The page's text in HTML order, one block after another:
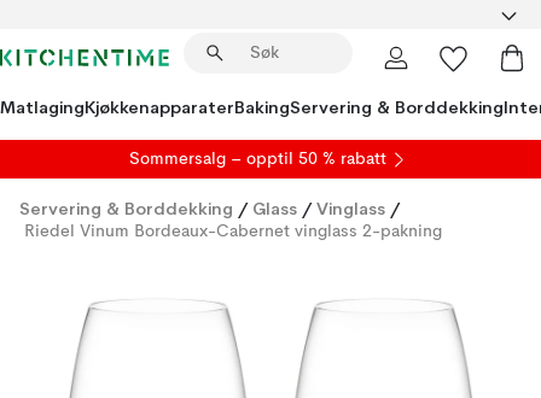
MatlagingKjøkkenapparaterBakingServering & Borddekking
Sommersalg – opptil 50 % rabatt
Servering & Borddekking / Glass / Vinglass /
Riedel Vinum Bordeaux-Cabernet vinglass 2-pakning